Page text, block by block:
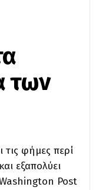
των
φήμες περί
εξαπολύει
Post